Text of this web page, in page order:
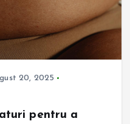
20, 2025
pentru a